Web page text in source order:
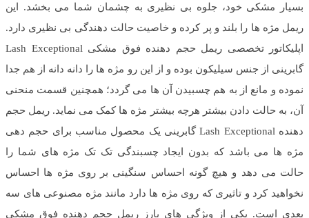
بسیار مشکی خود، جلوه بی نظیری به چشمان شما می بخشد. این
ریمل مژه ها را بلند و پر کرده و خاصیت حالت دهندگی بی نظیری دارد.
اپلیکاتور تخصصی ریمل حجم دهنده فوق مشکی Lash Exceptional
گابرینی از جنس سیلیکون بوده و از این رو مژه ها را دانه دانه از هم جدا
نموده و مانع از به هم چسبیدن آن ها می گردد؛ همچنین قسمت منحنی
آن، به حالت دادن بیشتر هرچه بیشتر مژه ها کمک می نماید. ریمل حجم
دهنده Lash Exceptional گابرینی یک محصول مناسب برای حجم دهی
مژه ها می باشد که بدون ایجاد چسبندگی تک تک مژه های شما را
حالت می دهد و هیچ گونه احساس سنگینی بر روی مژه ها احساس
نخواهید کرد و تاثیری که روی مژه ها دارد مانند مژه مصنوعی های سه
بعدی است. یکی از ویژگی های بارز ریمل حجم دهنده فوق مشکی